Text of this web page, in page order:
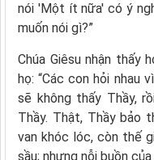
nói 'Một ít nữa' có ý
muốn nói gì?”
Chúa Giêsu nhận thấy
họ: “Các con hỏi
sẽ không thấy Thầy,
Thầy. Thật, Thầy bảo
van khóc lóc, còn thế
sầu; nhưng nỗi buồn